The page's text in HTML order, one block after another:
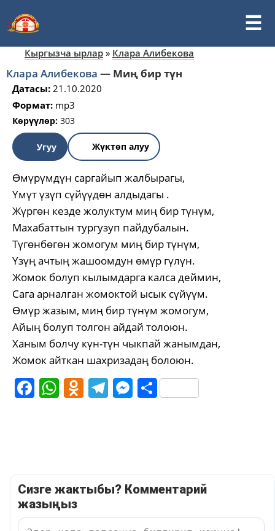
Кыргызча ырлар » Клара Алибекова
Клара Алибекова — Миң бир түн
Датасы: 21.10.2020
Формат: mp3
Көрүүлөр: 303
Угуу Жүктөп алуу
Өмүрүмдүн саргайып жалбырагы,
Үмүт үзүп сүйүүдөн алдыдагы .
Жүргөн кезде жолуктум миң бир түнүм,
Махабаттын тургузуп пайдубалын.
Түгөнбөгөн жомогум миң бир түнүм,
Үзүң ачтың жашоомдун өмүр гүлүн.
Жомок болуп кылымдарга калса деймин,
Сага арналган жомоктой ысык сүйүүм.
Өмүр жазым, миң бир түнүм жомогум,
Айың болуп толгон айдай толоюн.
Ханым болчу күн-түн чыкпай жанымдан,
Жомок айткан шахризадаң болоюн.
Facebook
WhatsApp
Odnoklassniki
Telegram
Messenger
Share
Сизге жактыбы? Комментарий
жазыңыз